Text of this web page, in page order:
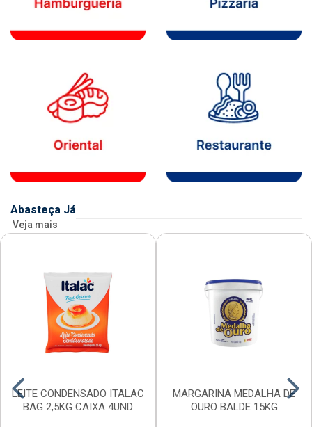
Abasteça Já
Veja mais
LEITE CONDENSADO ITALAC
BAG 2,5KG CAIXA 4UND
MARGARINA MEDALHA DE
OURO BALDE 15KG